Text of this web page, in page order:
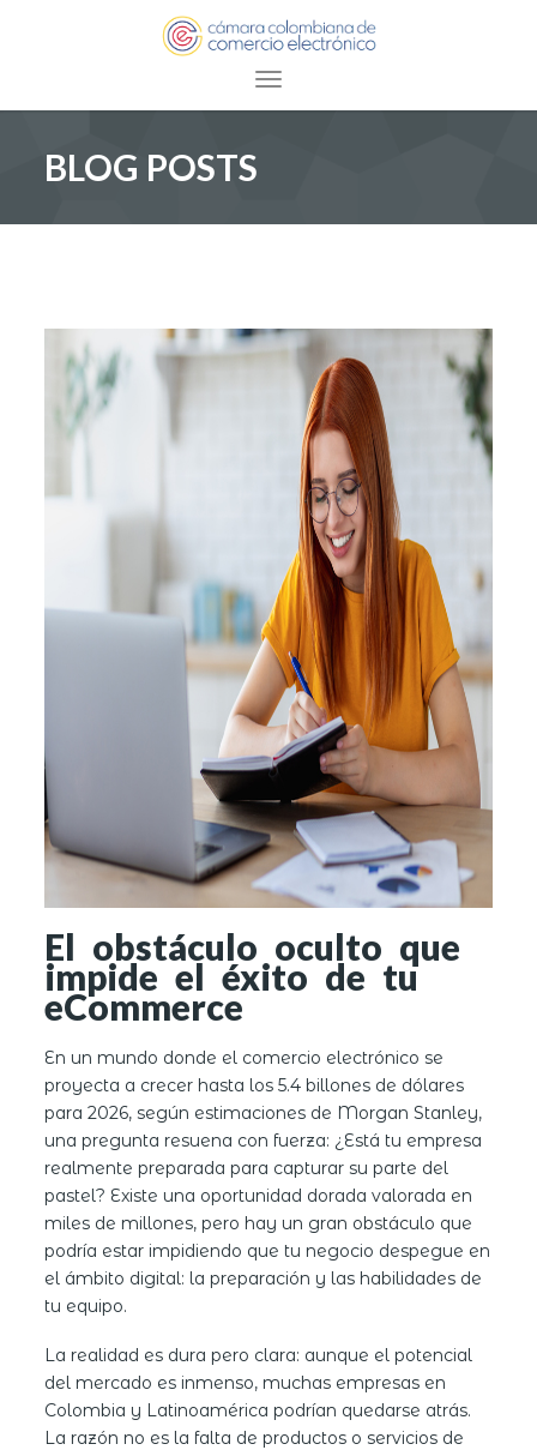
Toggle navigation
BLOG POSTS
El obstáculo oculto que
impide el éxito de tu
eCommerce
En un mundo donde el comercio electrónico se
proyecta a crecer hasta los 5.4 billones de dólares
para 2026, según estimaciones de Morgan Stanley,
una pregunta resuena con fuerza: ¿Está tu empresa
realmente preparada para capturar su parte del
pastel? Existe una oportunidad dorada valorada en
miles de millones, pero hay un gran obstáculo que
podría estar impidiendo que tu negocio despegue en
el ámbito digital: la preparación y las habilidades de
tu equipo.
La realidad es dura pero clara: aunque el potencial
del mercado es inmenso, muchas empresas en
Colombia y Latinoamérica podrían quedarse atrás.
La razón no es la falta de productos o servicios de